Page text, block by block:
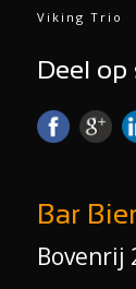
Viking Trio
Deel
Bar Bier
Bovenrij